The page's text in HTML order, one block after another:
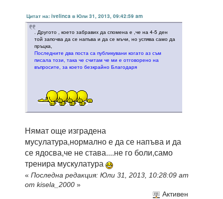
Цитат на: ivelinca в Юли 31, 2013, 09:42:59 am
. Другото , което забравих да спомена е ,че на 4-5 ден
той започва да се напъва и да се мъчи, но успява само да
пръцка,
Последните два поста са публикувани когато аз съм
писала този, така че считам че ми е отговорено на
въпросите, за което безкрайно Благодаря
Нямат още изградена
мусулатура,нормално е да се напъва и да
се ядосва,че не става....не го боли,само
тренира мускулатура
« Последна редакция: Юли 31, 2013, 10:28:09 am
от kisela_2000 »
Активен